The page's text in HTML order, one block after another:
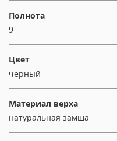
Полнота
9
Цвет
черный
Материал верха
натуральная замша